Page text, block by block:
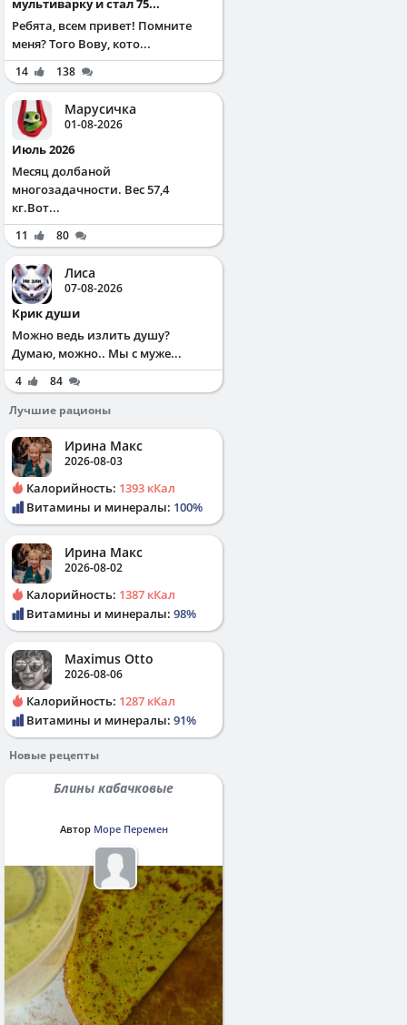
мультиварку и стал 75...
Ребята, всем привет! Помните
меня? Того Вову, кото...
14 138
Марусичка
01-08-2026
Июль 2026
Месяц долбаной
многозадачности. Вес 57,4
кг.Вот...
11 80
Лиса
07-08-2026
Крик души
Можно ведь излить душу?
Думаю, можно.. Мы с муже...
4
84
Лучшие рационы
Ирина Макс
2026-08-03
Калорийность: 1393 кКал
Витамины и минералы: 100%
Ирина Макс
2026-08-02
Калорийность: 1387 кКал
Витамины и минералы: 98%
Maximus Otto
2026-08-06
Калорийность: 1287 кКал
Витамины и минералы: 91%
Новые рецепты
Блины кабачковые
Автор Море Перемен